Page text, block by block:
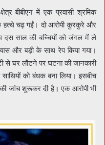
बीबीएन में एक प्रवासी श्रमिक
हत्थे चढ़ गईं। दो आरोपी कुरकुरे और
साल की बच्चियों को जंगल में ले
और बड़ी के साथ रेप किया गया।
से घर लौटने पर घटना की जानकारी
को बंधक बना लिया। इसबीच
जांच शुरूकर दी है। एक आरोपी भी